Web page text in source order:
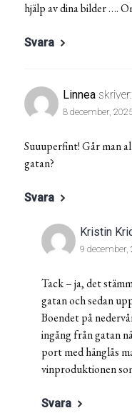
hjälp av dina bilder ….
Svara
Linnea skriver:
8 december,
Suuuperfint! Går man
gatan?
Svara
Kristin
9 december,
Tack – ja, det
gatan och sedan
Boendet på
ingång från gatan
port med hänglås
vinproduktionen
Svara